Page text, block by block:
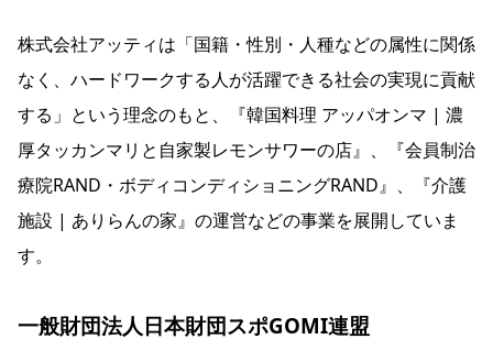
株式会社アッティは「国籍・性別・人種などの属性に関係
なく、ハードワークする人が活躍できる社会の実現に貢献
する」という理念のもと、『韓国料理 アッパオンマ | 濃
厚タッカンマリと自家製レモンサワーの店』、『会員制治
療院RAND・ボディコンディショニングRAND』、『介護
施設 | ありらんの家』の運営などの事業を展開していま
す。
一般財団法人日本財団スポGOMI連盟